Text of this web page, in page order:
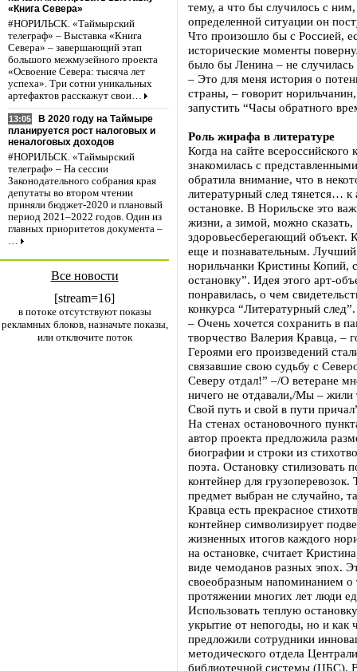
«Книга Севера»
#НОРИЛЬСК. «Таймырский
телеграф» – Выставка «Книга
Севера» – завершающий этап
большого межмузейного проекта
«Освоение Севера: тысяча лет
успеха». Три сотни уникальных
артефактов расскажут свои…
13:05
В 2020 году на Таймыре
планируется рост налоговых и
неналоговых доходов
#НОРИЛЬСК. «Таймырский
телеграф» – На сессии
Законодательного собрания края
депутаты во втором чтении
приняли бюджет-2020 и плановый
период 2021–2022 годов. Один из
главных приоритетов документа –
…
Все новости
[stream=16]
в потоке отсутствуют показы
рекламных блоков, назначьте показы,
или отключите поток
тему, а что бы случилось с
определенной ситуации он
Что произошло бы с Россией,
исторические моменты
было бы Ленина – не
– Это для меня история о
страны, – говорит
запустить “Часы обратного
Роль жирафа в литературе
Когда на сайте всероссийского
знакомилась с
обратила внимание, что в
литературный след тянется… к
остановке. В Норильске это
жизни, а зимой, можно сказать,
здоровьесберегающий объект.
еще и познавательным.
норильчанки Кристины Копий,
остановку”. Идея этого арт-
понравилась, о чем
конкурса “Литературный след”.
– Очень хочется сохранить в
творчество Валерия Кравца, –
Героями его произведений
связавшие свою судьбу с
Северу отдал!” –/О ветеране
ничего не отдавали,/Мы – жили
Свой путь и свой в пути
На стенах остановочного
автор проекта предложила
биографии и строки из
поэта. Остановку стилизовать
контейнер для грузоперевозок.
предмет выбран не случайно,
Кравца есть прекрасное
контейнер символизирует
жизненных итогов каждого
на остановке, считает
виде чемоданов разных эпох.
своеобразным напоминанием о
протяжении многих лет люди
Использовать теплую
укрытие от непогоды, но и как
предложили сотрудники
методического отдела
библиотечной системы (ЦБС).